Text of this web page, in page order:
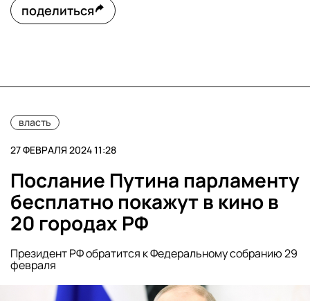
поделиться
власть
27 ФЕВРАЛЯ 2024 11:28
Послание Путина парламенту
бесплатно покажут в кино в
20 городах РФ
Президент РФ обратится к Федеральному собранию 29
февраля